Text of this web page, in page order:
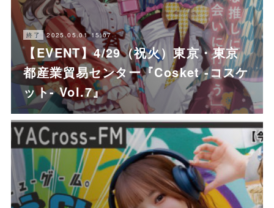
終了 2025.05.01 15:07
【EVENT】4/29（祝火）東京・東京
都産業貿易センター『Cosket -コスケ
ット- Vol.7』